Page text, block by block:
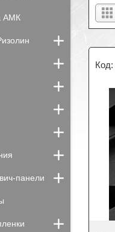
АМК
панели